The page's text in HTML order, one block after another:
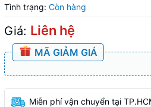
Tình trạng: Còn hàng
Giá: Liên hệ
MÃ GIẢM GIÁ
Miễn phí vận chuyển tại